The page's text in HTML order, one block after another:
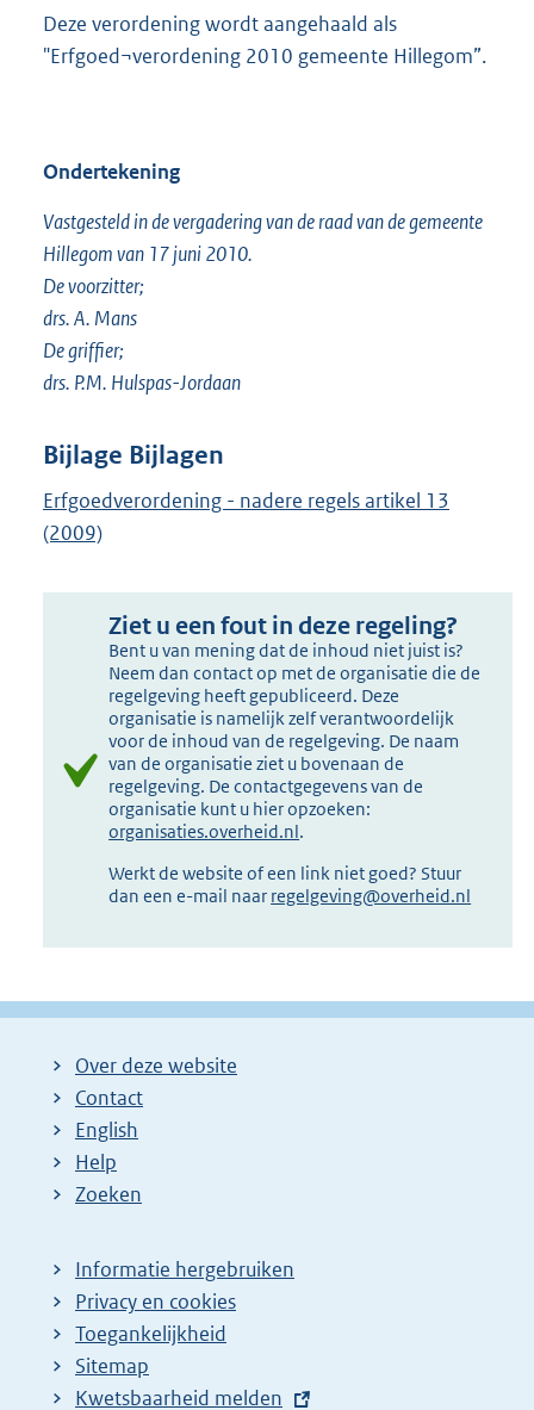
Deze verordening wordt aangehaald als
"Erfgoed¬verordening 2010 gemeente Hillegom”.
Ondertekening
Vastgesteld in de vergadering van de raad van de gemeente
Hillegom van 17 juni 2010.
De voorzitter;
drs. A. Mans
De griffier;
drs. P.M. Hulspas-Jordaan
Bijlage Bijlagen
Erfgoedverordening - nadere regels artikel 13
(2009)
Ziet u een fout in deze regeling?
Bent u van mening dat de inhoud niet juist is?
Neem dan contact op met de organisatie die de
regelgeving heeft gepubliceerd. Deze
organisatie is namelijk zelf verantwoordelijk
voor de inhoud van de regelgeving. De naam
van de organisatie ziet u bovenaan de
regelgeving. De contactgegevens van de
organisatie kunt u hier opzoeken:
organisaties.overheid.nl.
Werkt de website of een link niet goed? Stuur
dan een e-mail naar regelgeving@overheid.nl
Over deze website
Contact
English
Help
Zoeken
Informatie hergebruiken
Privacy en cookies
Toegankelijkheid
Sitemap
E
Kwetsbaarheid melden